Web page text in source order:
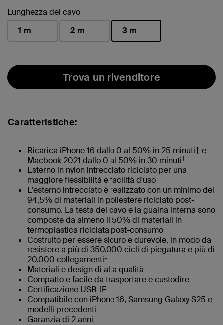
Lunghezza del cavo
1 m
2 m
3 m
Trova un rivenditore
Caratteristiche:
Ricarica iPhone 16 dallo 0 al 50% in 25 minuti† e
Macbook 2021 dallo 0 al 50% in 30 minuti†
Esterno in nylon intrecciato riciclato per una
maggiore flessibilità e facilità d'uso
L'esterno intrecciato è realizzato con un minimo del
94,5% di materiali in poliestere riciclato post-
consumo. La testa del cavo e la guaina interna sono
composte da almeno il 50% di materiali in
termoplastica riciclata post-consumo
Costruito per essere sicuro e durevole, in modo da
resistere a più di 350.000 cicli di piegatura e più di
20.000 collegamenti‡
Materiali e design di alta qualità
Compatto e facile da trasportare e custodire
Certificazione USB-IF
Compatibile con iPhone 16, Samsung Galaxy S25 e
modelli precedenti
Garanzia di 2 anni